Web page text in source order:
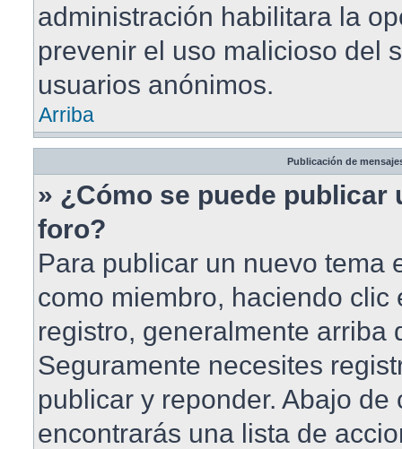
administración habilitara la
prevenir el uso malicioso del
usuarios anónimos.
Arriba
Publicación de
» ¿Cómo se puede publicar
foro?
Para publicar un nuevo tema
como miembro, haciendo clic
registro, generalmente arriba
Seguramente necesites
publicar y reponder. Abajo de
encontrarás una lista de